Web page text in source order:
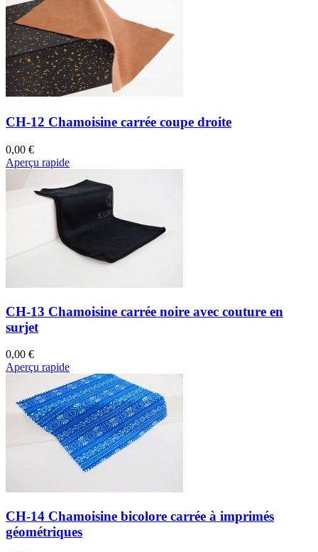
CH-12 Chamoisine carrée coupe droite
0,00 €
Aperçu rapide
CH-13 Chamoisine carrée noire avec couture en
surjet
0,00 €
Aperçu rapide
CH-14 Chamoisine bicolore carrée à imprimés
géométriques